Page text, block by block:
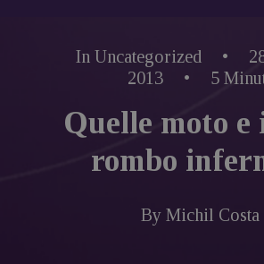
In Uncategorized •
2013
• 5
Quelle moto e
rombo
By Michil Costa